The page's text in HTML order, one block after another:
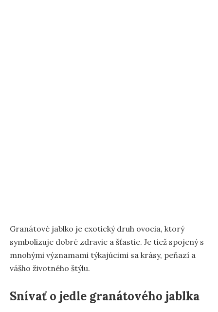
Granátové jablko je exotický druh ovocia, ktorý
symbolizuje dobré zdravie a šťastie. Je tiež spojený s
mnohými významami týkajúcimi sa krásy, peňazí a
vášho životného štýlu.
Snívať o jedle granátového jablka